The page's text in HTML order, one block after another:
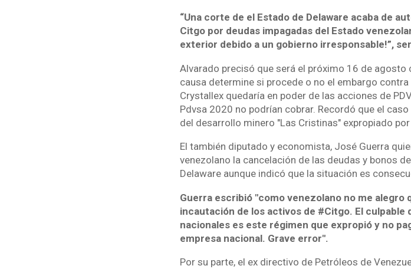
“Una corte de el Estado de Delaware acaba de
Citgo por deudas impagadas del Estado
exterior debido a un gobierno irresponsable!”,
Alvarado precisó que será el próximo 16 de agosto
causa determine si procede o no el embargo
Crystallex quedaría en poder de las acciones de
Pdvsa 2020 no podrían cobrar. Recordó que el
del desarrollo minero "Las Cristinas" expropiado por
El también diputado y economista, José Guerra
venezolano la cancelación de las deudas y bonos
Delaware aunque indicó que la situación es
Guerra escribió "como venezolano no me alegro
incautación de los activos de #Citgo. El
nacionales es este régimen que expropió y no
empresa nacional. Grave error".
Por su parte, el ex directivo de Petróleos de